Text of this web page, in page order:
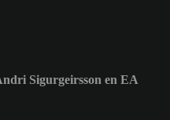
Sigurgeirsson en EA